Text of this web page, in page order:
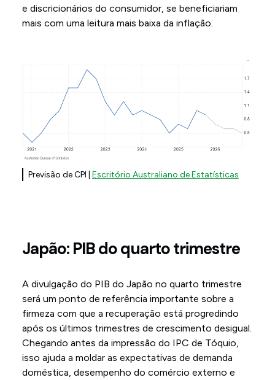
e discricionários do consumidor, se beneficiariam
mais com uma leitura mais baixa da inflação.
Previsão de CPI | Escritório Australiano de Estatísticas
Japão: PIB do quarto trimestre
A divulgação do PIB do Japão no quarto trimestre
será um ponto de referência importante sobre a
firmeza com que a recuperação está progredindo
após os últimos trimestres de crescimento desigual.
Chegando antes da impressão do IPC de Tóquio,
isso ajuda a moldar as expectativas de demanda
doméstica, desempenho do comércio externo e